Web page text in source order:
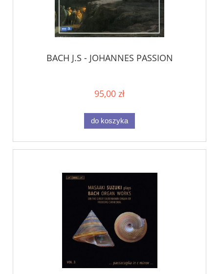
BACH J.S - JOHANNES PASSION
95,00 zł
do koszyka